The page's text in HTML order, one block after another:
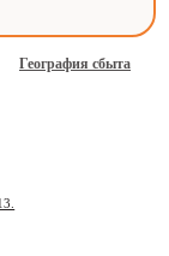
География сбыта